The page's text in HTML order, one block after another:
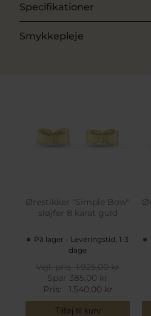
Specifikationer
Smykkepleje
Ørestikker "Simple Bow"
sløjfer 8 karat guld
På lager - Leveringstid, 1-3
dage
Vejl. pris1.925,00 kr
Spar 385,00 kr
Pris:
1.540,00 kr
Tilføj til kurv